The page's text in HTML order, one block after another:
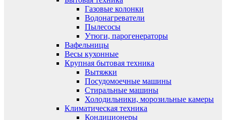
Газовые колонки
Водонагреватели
Пылесосы
Утюги, парогенераторы
Вафельницы
Весы кухонные
Крупная бытовая техника
Вытяжки
Посудомоечные машины
Стиральные машины
Холодильники, морозильные камеры
Климатическая техника
Кондиционеры